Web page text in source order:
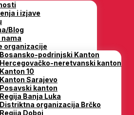
i izjave
Blog
nama
organizacije
Bosansko-podrinjski Kanton
Hercegovačko-neretvanski kanton
Kanton 10
Kanton Sarajevo
Posavski kanton
Regija Banja Luka
Distriktna organizacija Brčko
Regija Doboj